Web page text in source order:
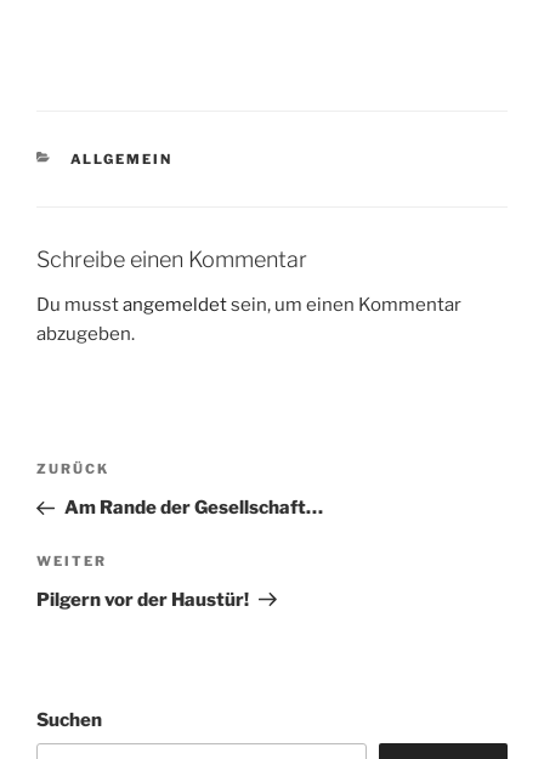
KATEGORIEN
ALLGEMEIN
Schreibe einen Kommentar
Du musstangemeldetsein, um einen Kommentar
abzugeben.
Beitragsnavigation
Vorheriger
Beitrag
ZURÜCK
Am Rande der Gesellschaft…
Nächster
Beitrag
WEITER
Pilgern vor der Haustür!
Suchen